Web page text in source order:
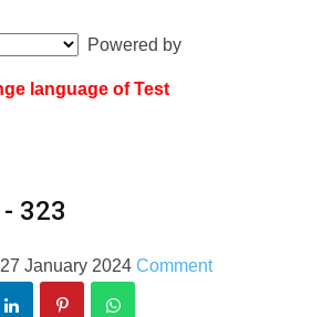
Powered by
language of Test
323
January 2024 Comment